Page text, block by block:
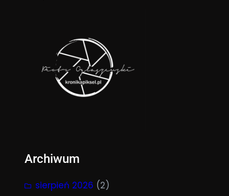
Archiwum
sierpień 2026 (2)